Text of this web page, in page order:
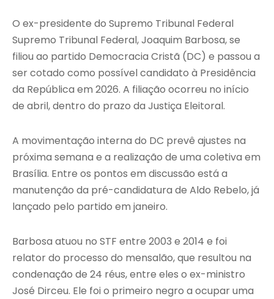
O ex-presidente do Supremo Tribunal Federal
Supremo Tribunal Federal, Joaquim Barbosa, se
filiou ao partido Democracia Cristã (DC) e passou a
ser cotado como possível candidato à Presidência
da República em 2026. A filiação ocorreu no início
de abril, dentro do prazo da Justiça Eleitoral.
A movimentação interna do DC prevê ajustes na
próxima semana e a realização de uma coletiva em
Brasília. Entre os pontos em discussão está a
manutenção da pré-candidatura de Aldo Rebelo, já
lançado pelo partido em janeiro.
Barbosa atuou no STF entre 2003 e 2014 e foi
relator do processo do mensalão, que resultou na
condenação de 24 réus, entre eles o ex-ministro
José Dirceu. Ele foi o primeiro negro a ocupar uma